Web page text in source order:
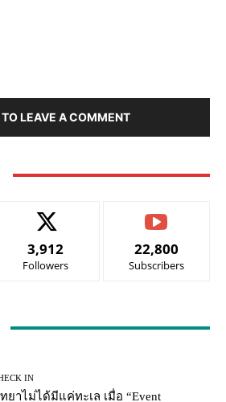
LEAVE A COMMENT
3,912
Followers
22,800
Subscribers
IN
ยาไม่ได้มีแค่ทะเล เมื่อ “Event